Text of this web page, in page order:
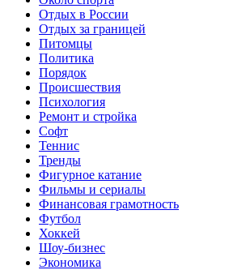
Отдых в России
Отдых за границей
Питомцы
Политика
Порядок
Происшествия
Психология
Ремонт и стройка
Софт
Теннис
Тренды
Фигурное катание
Фильмы и сериалы
Финансовая грамотность
Футбол
Хоккей
Шоу-бизнес
Экономика